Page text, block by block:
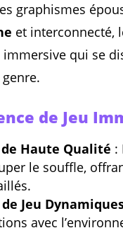
graphismes
et interconnecté,
immersive qui se
de Jeu
Haute Qualité :
le souffle,
Jeu
avec